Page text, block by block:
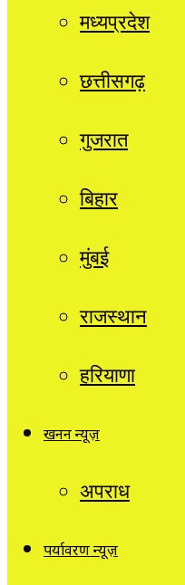
मध्यप्रदेश
छत्तीसगढ़
गुजरात
बिहार
मुंबई
राजस्थान
हरियाणा
खनन न्यूज़
अपराध
पर्यावरण न्यूज़